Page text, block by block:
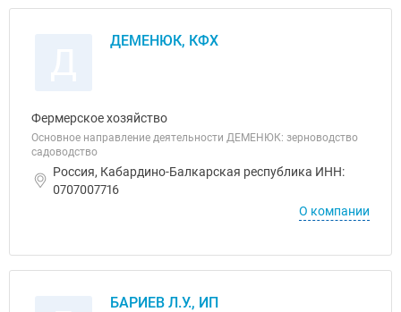
ДЕМЕНЮК, КФХ
Фермерское хозяйство
Основное направление деятельности ДЕМЕНЮК: зерноводство
садоводство
Россия, Кабардино-Балкарская республика ИНН:
0707007716
О компании
БАРИЕВ Л.У., ИП